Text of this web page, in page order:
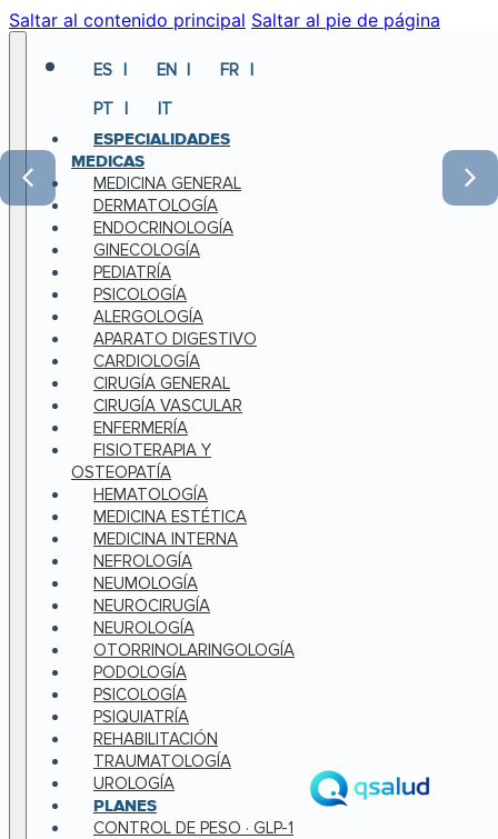
Saltar al contenido principal Saltar al pie de página
ES EN
FR
PT
IT
ESPECIALIDADES
MEDICAS
MEDICINA GENERAL
DERMATOLOGÍA
ENDOCRINOLOGÍA
GINECOLOGÍA
PEDIATRÍA
PSICOLOGÍA
ALERGOLOGÍA
APARATO DIGESTIVO
CARDIOLOGÍA
CIRUGÍA GENERAL
CIRUGÍA VASCULAR
ENFERMERÍA
FISIOTERAPIA Y
OSTEOPATÍA
HEMATOLOGÍA
MEDICINA ESTÉTICA
MEDICINA INTERNA
NEFROLOGÍA
NEUMOLOGÍA
NEUROCIRUGÍA
NEUROLOGÍA
OTORRINOLARINGOLOGÍA
PODOLOGÍA
PSICOLOGÍA
PSIQUIATRÍA
REHABILITACIÓN
TRAUMATOLOGÍA
UROLOGÍA
PLANES
CONTROL DE PESO · GLP-1